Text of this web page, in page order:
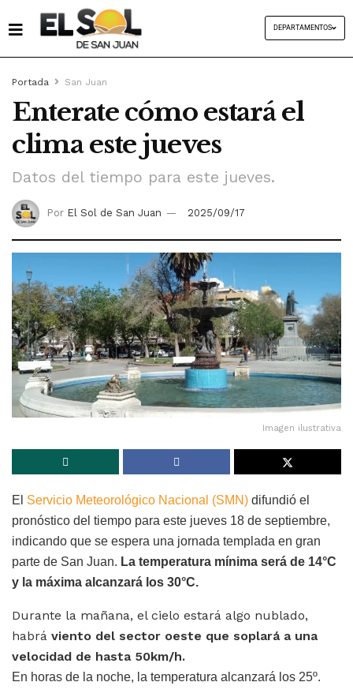
DEPARTAMENTOS
Portada San Juan
Enterate cómo estará el
clima este jueves
Datos del tiempo para este jueves.
Por El Sol de San Juan 2025/09/17
Imagen ilustrativa
El Servicio Meteorológico Nacional (SMN) difundió el
pronóstico del tiempo para este jueves 18 de septiembre,
indicando que se espera una jornada templada en gran
parte de San Juan. La temperatura mínima será de 14°C
y la máxima alcanzará los 30°C.
Durante la mañana, el cielo estará algo nublado,
habrá viento del sector oeste que soplará a una
velocidad de hasta 50km/h.
En horas de la noche, la temperatura alcanzará los 25º.